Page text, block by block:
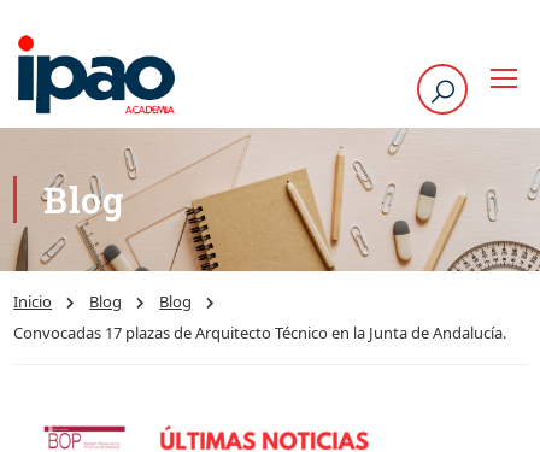
Blog
Inicio Blog
Blog
Convocadas 17 plazas de Arquitecto Técnico en la Junta de Andalucía.